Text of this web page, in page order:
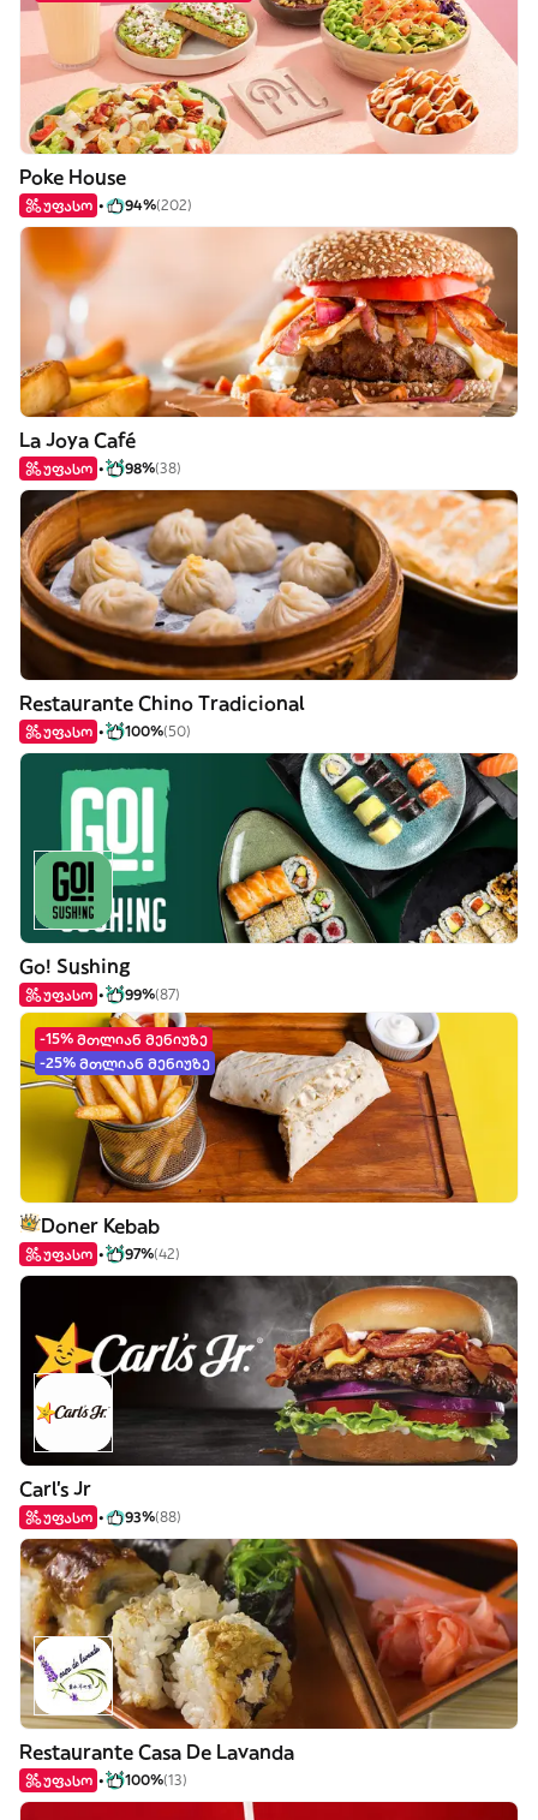
Poke House
უფასო 94%(202)
La Joya Café
უფასო 98%(38)
Restaurante Chino Tradicional
უფასო 100%(50)
Go! Sushing
უფასო 99%(87)
-15% მთლიან მენიუზე
-25% მთლიან მენიუზე
Doner Kebab
უფასო 97%(42)
Carl's Jr
უფასო 93%(88)
Restaurante Casa De Lavanda
უფასო 100%(13)